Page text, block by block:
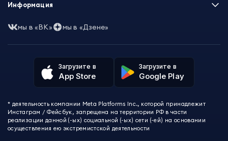
Загрузите в
App Store
Загрузите в
Google Play
* деятельность компании Meta Platforms Inc., которой принадлежит
Инстаграм / Фейсбук, запрещена на территории РФ в части
реализации данной (-ых) социальной (-ых) сети (-ей) на основании
осуществления ею экстремистской деятельности
XYZ School
Skillfactory
Talentsy
ProductStar
Бруноям
EDPRO
Level One
Программирование
Маркетинг
Аналитика
Другие профессии
Красота и здоровье
Для детей и подростков
Психология
Информация
Часто задаваемые вопросы
Пользовательское соглашение
Политика обработки данных
Избранные курсы
Акции и скидки
О проекте
Контакты
мы в «ВК» мы в «Дзене»